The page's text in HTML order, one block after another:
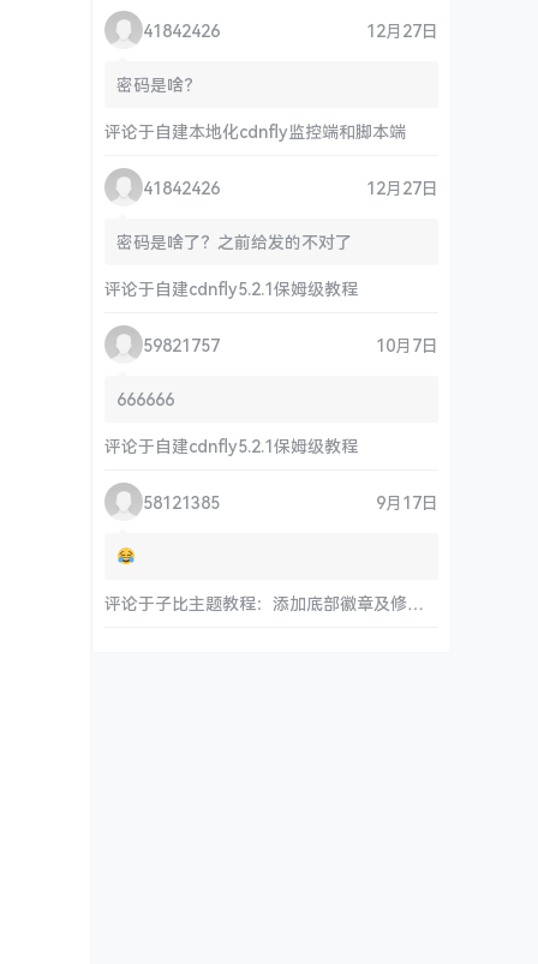
41842426 12月27日
密码是啥？
评论于自建本地化cdnfly监控端和脚本端
41842426 12月27日
密码是啥了？之前给发的不对了
评论于自建cdnfly5.2.1保姆级教程
59821757 10月7日
666666
评论于自建cdnfly5.2.1保姆级教程
58121385 9月17日
评论于子比主题教程：添加底部徽章及修改链接和运行时间